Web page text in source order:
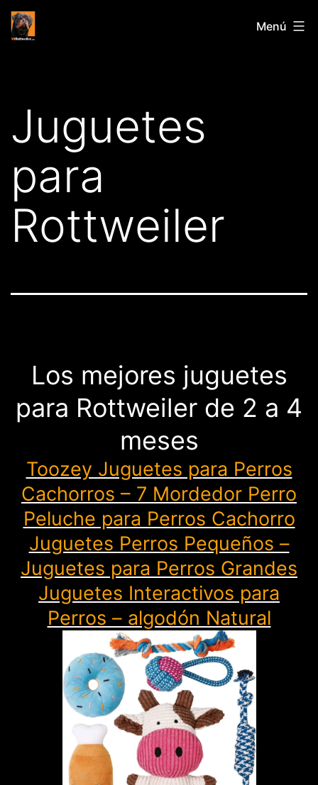
Saltar
Mirottweiler.com Menú
Juguetes
para
Rottweiler
Los mejores juguetes
para Rottweiler de 2 a 4
meses
Toozey Juguetes para Perros
Cachorros – 7 Mordedor Perro
Peluche para Perros Cachorro
Juguetes Perros Pequeños –
Juguetes para Perros Grandes
Juguetes Interactivos para
Perros – algodón Natural